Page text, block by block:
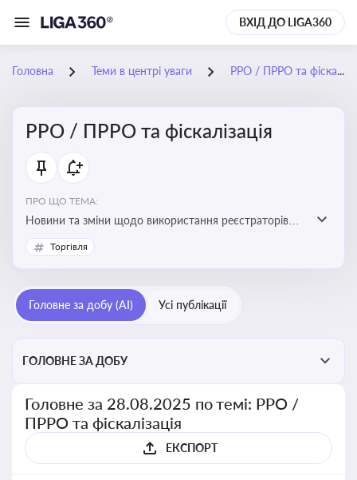
ВХІД ДО LIGA360
Головна Теми в центрі уваги РРО / ПРРО та фіскалізація
РРО / ПРРО та фіскалізація
ПРО ЩО ТЕМА:
Новини та зміни щодо використання реєстраторів
розрахункових операцій, аналіз законодавства про
РРО, позиції ДПС та судів щодо РРО
Торгівля
Головне за добу (AI) Усі публікації
ГОЛОВНЕ ЗА ДОБУ
Головне за 28.08.2025 по темі: РРО /
ПРРО та фіскалізація
ЕКСПОРТ